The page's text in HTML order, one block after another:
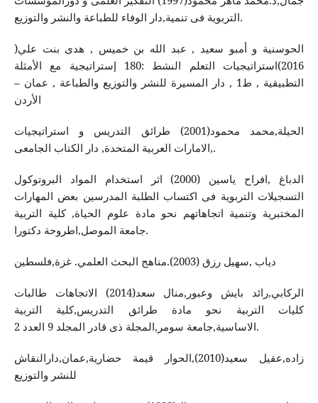
التربوية فى تنمية,دار الوفاء للطباعة والنشر والتوزيع.
الحوسنية و أمبو سعيد , عبد الله بن خميس , هدى بنت علي(
2016)استراتيجيات التعلم النشط :180 إستراتيجية مع الأمثلة
التطبيقية , ط1 , دار المسيرة للنشر والتوزيع والطباعة , عمان –
الأردن
الحيلة,محمد محمود(2001) طرائق التدريس و استراتيجيات
,الامارات العربية المتحدة, دار الكتاب الجامعى.
الدباغ ,افراح ياسين (2000) اثر استخدام المواد البروتوكول
التسجيلات التربوية فى اكتساب الطلبة المدرسين بعض المهارات
المختبرية وتنمية اتجاهاتهم نحو مادة علوم الحياة, كلية التربية
جامعة الموصل,اطروحة دكتورا.
دياب ,سهيل رزق (2003).مناهج البحث العلمي. غزة,فلسطين
الركابي,رائد بايش وعبور,منال سعد(2014) الاتجاهات طالبات
كليات التربية نحو مادة طرائق التدريس,كلية التربية
الاساسية,جامعة سومر,المجلة ذى قادر المجلد 9 العدد 2.
زادە,عقيل سعيد(2010),الحوار قيمة حضارية,عمان,دارالنقاش
للنشر والتوزيع